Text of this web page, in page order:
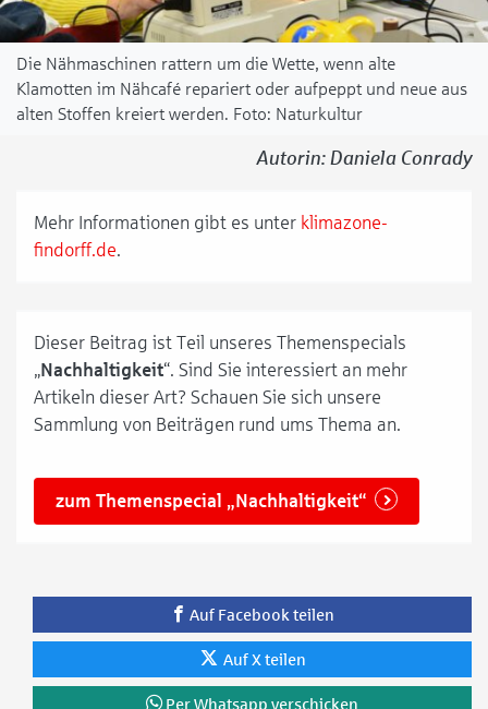
Die Nähmaschinen rattern um die Wette, wenn alte
Klamotten im Nähcafé repariert oder aufpeppt und neue aus
alten Stoffen kreiert werden.
Naturkultur
Autorin: Daniela Conrady
Mehr Informationen gibt es unter klimazone-
findorff.de.
Dieser Beitrag ist Teil unseres Themenspecials
„Nachhaltigkeit“. Sind Sie interessiert an mehr
Artikeln dieser Art? Schauen Sie sich unsere
Sammlung von Beiträgen rund ums Thema an.
zum Themenspecial „Nachhaltigkeit“
Auf Facebook teilen
Auf X teilen
Per Whatsapp verschicken